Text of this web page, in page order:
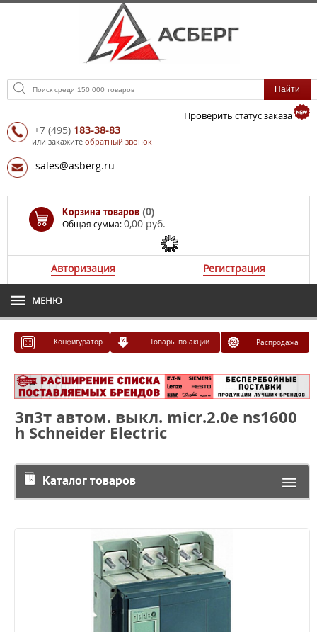
Проверить статус заказа
+7 (495) 183-38-83
или закажите обратный звонок
sales@asberg.ru
Корзина товаров (0)
Общая сумма:0,00 руб.
Авторизация Регистрация
МЕНЮ
Конфигуратор Товары по акции Распродажа
3п3т автом. выкл. micr.2.0e ns1600
h Schneider Electric
Каталог товаров